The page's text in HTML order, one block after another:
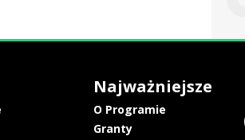
Najważniejsze
O Programie
Granty